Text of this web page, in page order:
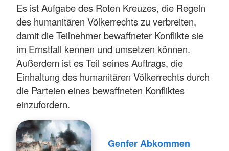
Es ist Aufgabe des Roten Kreuzes, die Regeln
des humanitären Völkerrechts zu verbreiten,
damit die Teilnehmer bewaffneter Konflikte sie
im Ernstfall kennen und umsetzen können.
Außerdem ist es Teil seines Auftrags, die
Einhaltung des humanitären Völkerrechts durch
die Parteien eines bewaffneten Konfliktes
einzufordern.
Genfer Abkommen